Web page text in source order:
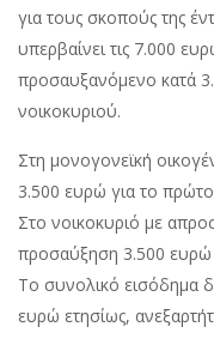
για τους σκοπούς της
υπερβαίνει τις 7.000
προσαυξανόμενο κατά
νοικοκυριού.
Στη μονογονεϊκή
3.500 ευρώ για το
Στο νοικοκυριό με
προσαύξηση 3.500 ευρώ
Το συνολικό εισόδημα
ευρώ ετησίως,